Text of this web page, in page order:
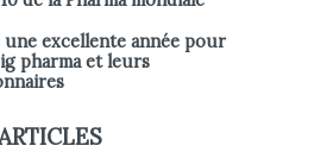
une excellente année pour
pharma et leurs